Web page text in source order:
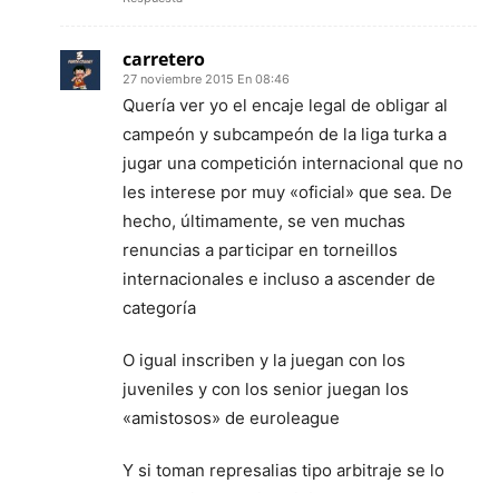
carretero
27 noviembre 2015 En 08:46
Quería ver yo el encaje legal de obligar al
campeón y subcampeón de la liga turka a
jugar una competición internacional que no
les interese por muy «oficial» que sea. De
hecho, últimamente, se ven muchas
renuncias a participar en torneillos
internacionales e incluso a ascender de
categoría
O igual inscriben y la juegan con los
juveniles y con los senior juegan los
«amistosos» de euroleague
Y si toman represalias tipo arbitraje se lo